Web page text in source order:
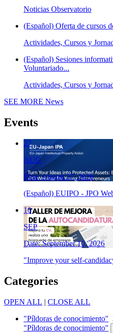
Noticias Observatorio
(Español) Oferta de cursos
Actividades, Cursos y
(Español) Sesiones
Voluntariado...
Actividades, Cursos y
SEE MORE News
Events
27
AUG
Date: August 27, 2026
(Español) EUIPO - JPO
10
SEP
Date: September 10, 2026
"Improve your self-
Categories
OPEN ALL | CLOSE ALL
"Píldoras de conocimiento"
"Píldoras de conocimiento"